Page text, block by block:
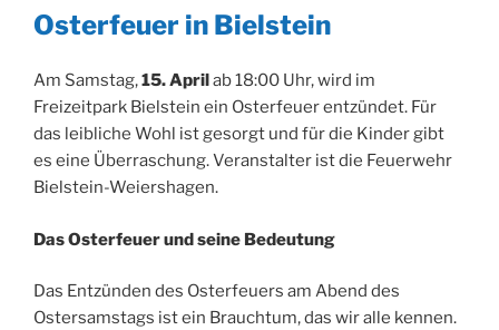
Osterfeuer in Bielstein
Am Samstag,15. April ab 18:00 Uhr, wird im
Freizeitpark Bielstein ein Osterfeuer entzündet. Für
das leibliche Wohl ist gesorgt und für die Kinder gibt
es eine Überraschung. Veranstalter ist die Feuerwehr
Bielstein-Weiershagen.
Das Osterfeuer und seine Bedeutung
Das Entzünden des Osterfeuers am Abend des
Ostersamstags ist ein Brauchtum, das wir alle kennen.